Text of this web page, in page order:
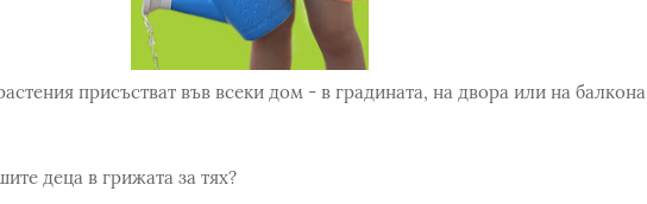
присъстват във всеки дом - в градината, на двора или на балкона
деца в грижата за тях?